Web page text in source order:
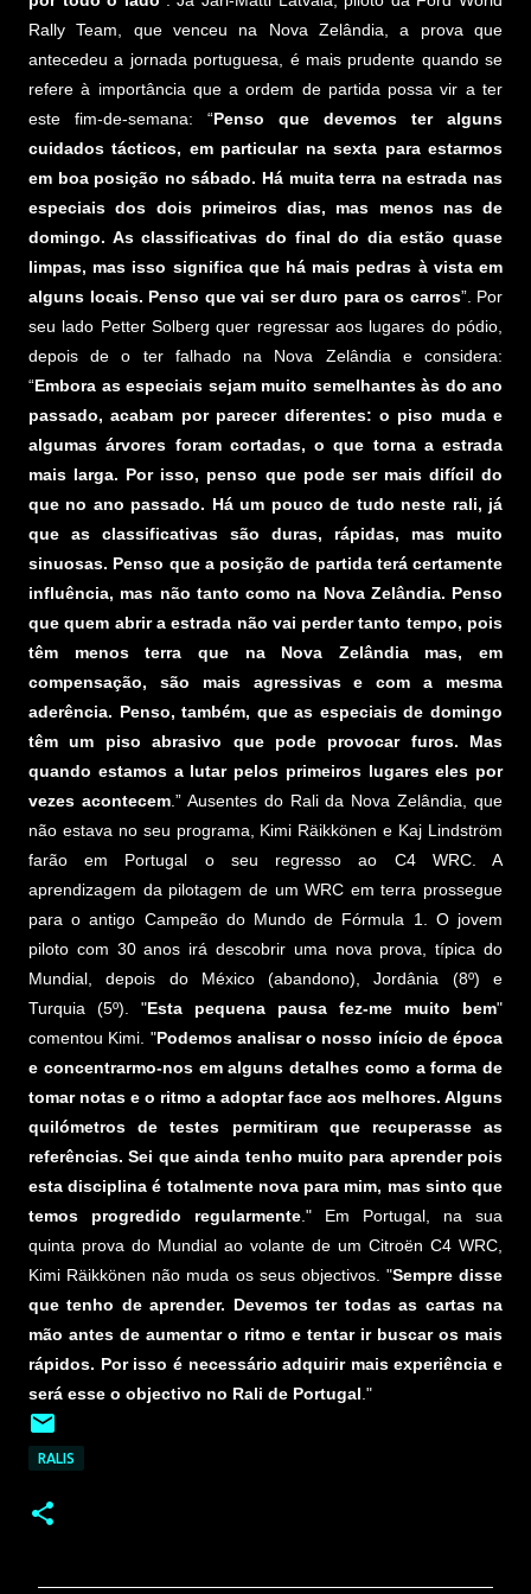
Rally Team, que venceu na Nova Zelândia, a prova que
antecedeu a jornada portuguesa, é mais prudente quando se
refere à importância que a ordem de partida possa vir a ter
este fim-de-semana: “Penso que devemos ter alguns
cuidados tácticos, em particular na sexta para estarmos
em boa posição no sábado. Há muita terra na estrada nas
especiais dos dois primeiros dias, mas menos nas de
domingo. As classificativas do final do dia estão quase
limpas, mas isso significa que há mais pedras à vista em
alguns locais. Penso que vai ser duro para os carros”. Por
seu lado Petter Solberg quer regressar aos lugares do pódio,
depois de o ter falhado na Nova Zelândia e considera:
“Embora as especiais sejam muito semelhantes às do ano
passado, acabam por parecer diferentes: o piso muda e
algumas árvores foram cortadas, o que torna a estrada
mais larga. Por isso, penso que pode ser mais difícil do
que no ano passado. Há um pouco de tudo neste rali, já
que as classificativas são duras, rápidas, mas muito
sinuosas. Penso que a posição de partida terá certamente
influência, mas não tanto como na Nova Zelândia. Penso
que quem abrir a estrada não vai perder tanto tempo, pois
têm menos terra que na Nova Zelândia mas, em
compensação, são mais agressivas e com a mesma
aderência. Penso, também, que as especiais de domingo
têm um piso abrasivo que pode provocar furos. Mas
quando estamos a lutar pelos primeiros lugares eles por
vezes acontecem.” Ausentes do Rali da Nova Zelândia, que
não estava no seu programa, Kimi Räikkönen e Kaj Lindström
farão em Portugal o seu regresso ao C4 WRC. A
aprendizagem da pilotagem de um WRC em terra prossegue
para o antigo Campeão do Mundo de Fórmula 1. O jovem
piloto com 30 anos irá descobrir uma nova prova, típica do
Mundial, depois do México (abandono), Jordânia (8º) e
Turquia (5º). "Esta pequena pausa fez-me muito bem"
comentou Kimi. "Podemos analisar o nosso início de época
e concentrarmo-nos em alguns detalhes como a forma de
tomar notas e o ritmo a adoptar face aos melhores. Alguns
quilómetros de testes permitiram que recuperasse as
referências. Sei que ainda tenho muito para aprender pois
esta disciplina é totalmente nova para mim, mas sinto que
temos progredido regularmente ." Em Portugal, na sua
quinta prova do Mundial ao volante de um Citroën C4 WRC,
Kimi Räikkönen não muda os seus objectivos. "Sempre disse
que tenho de aprender. Devemos ter todas as cartas na
mão antes de aumentar o ritmo e tentar ir buscar os mais
rápidos. Por isso é necessário adquirir mais experiência e
será esse o objectivo no Rali de Portugal ."
RALIS